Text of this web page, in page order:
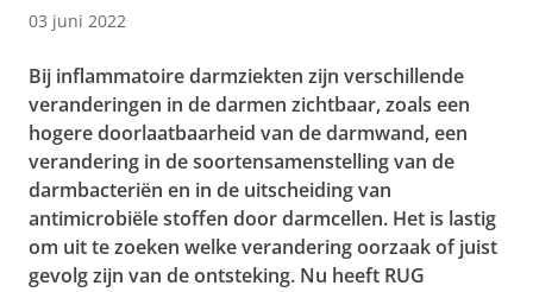
03 juni 2022
Bij inflammatoire darmziekten zijn verschillende
veranderingen in de darmen zichtbaar, zoals een
hogere doorlaatbaarheid van de darmwand, een
verandering in de soortensamenstelling van de
darmbacteriën en in de uitscheiding van
antimicrobiële stoffen door darmcellen. Het is lastig
om uit te zoeken welke verandering oorzaak of juist
gevolg zijn van de ontsteking. Nu heeft RUG